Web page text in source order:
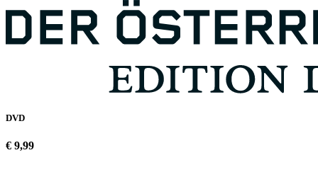
DVD
€ 9,99